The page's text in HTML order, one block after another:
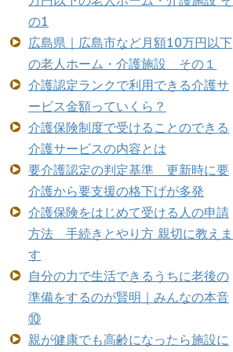
の1
広島県｜広島市など月額10万円以下
の老人ホーム・介護施設 その１
介護認定ランクで利用できる介護サ
ービス金額っていくら？
介護保険制度で受けることのできる
介護サービスの内容とは
要介護認定の判定基準 更新時に要
介護から要支援の格下げが多発
介護保険をはじめて受ける人の申請
方法 手続きとやり方 親切に教えま
す
自分の力で生活できるうちに老後の
準備をするのが賢明｜みんなの本音
⑩
親が健康でも高齢になったら施設に